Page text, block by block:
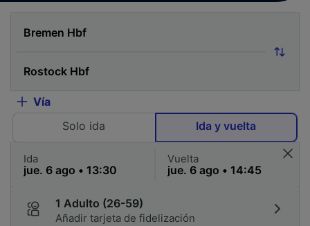
Vía
Solo ida
Ida y vuelta
Ida Vuelta
1 Adulto (26-59)
Añadir tarjeta de fidelización